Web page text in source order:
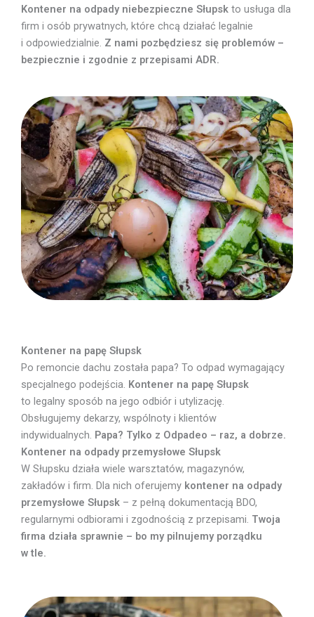
Kontener na odpady niebezpieczne Słupsk to usługa dla
firm i osób prywatnych, które chcą działać legalnie
i odpowiedzialnie. Z nami pozbędziesz się problemów –
bezpiecznie i zgodnie z przepisami ADR.
Kontener na papę Słupsk
Po remoncie dachu została papa? To odpad wymagający
specjalnego podejścia. Kontener na papę Słupsk
to legalny sposób na jego odbiór i utylizację.
Obsługujemy dekarzy, wspólnoty i klientów
indywidualnych. Papa? Tylko z Odpadeo – raz, a dobrze.
Kontener na odpady przemysłowe Słupsk
W Słupsku działa wiele warsztatów, magazynów,
zakładów i firm. Dla nich oferujemy kontener na odpady
przemysłowe Słupsk – z pełną dokumentacją BDO,
regularnymi odbiorami i zgodnością z przepisami. Twoja
firma działa sprawnie – bo my pilnujemy porządku
w tle.